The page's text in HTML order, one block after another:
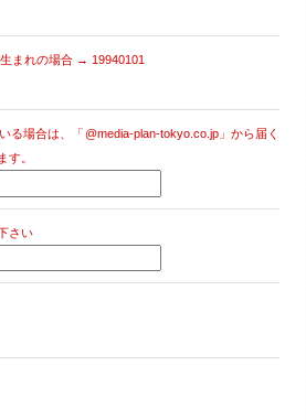
まれの場合 → 19940101
る場合は、「@media-plan-tokyo.co.jp」から届く
す。
さい